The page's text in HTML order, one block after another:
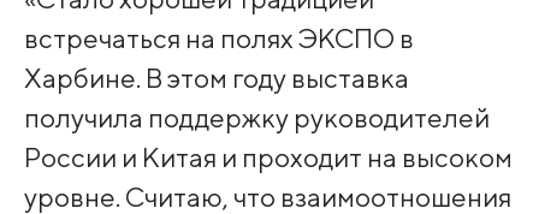
встречаться на полях ЭКСПО в
Харбине. В этом году выставка
получила поддержку руководителей
России и Китая и проходит на высоком
уровне. Считаю, что взаимоотношения